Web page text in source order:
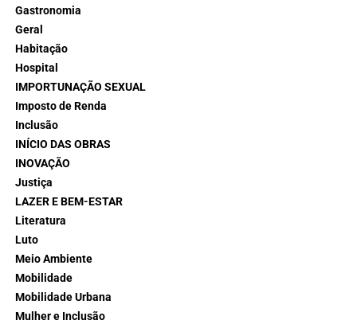
Gastronomia
Geral
Habitação
Hospital
IMPORTUNAÇÃO SEXUAL
Imposto de Renda
Inclusão
INÍCIO DAS OBRAS
INOVAÇÃO
Justiça
LAZER E BEM-ESTAR
Literatura
Luto
Meio Ambiente
Mobilidade
Mobilidade Urbana
Mulher e Inclusão